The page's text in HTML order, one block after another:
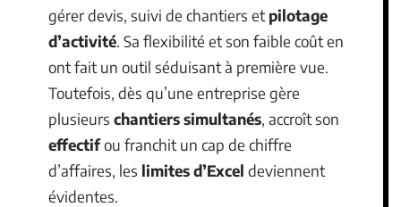
gérer devis, suivi de chantiers et pilotage
d’activité. Sa flexibilité et son faible coût en
ont fait un outil séduisant à première vue.
Toutefois, dès qu’une entreprise gère
plusieurs chantiers simultanés, accroît son
effectifou franchit un cap de chiffre
d’affaires, les limites d’Excel deviennent
évidentes.